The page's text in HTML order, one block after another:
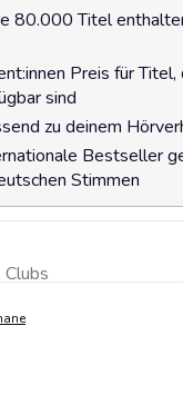
80.000 Titel
Preis für Titel,
sind
zu deinem
Bestseller
Stimmen
hinzufügen